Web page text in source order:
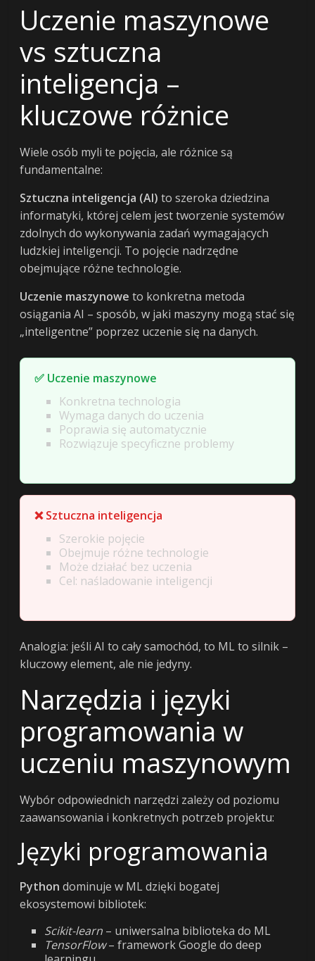
Uczenie maszynowe
vs sztuczna
inteligencja –
kluczowe różnice
Wiele osób myli te pojęcia, ale różnice są
fundamentalne:
Sztuczna inteligencja (AI) to szeroka dziedzina
informatyki, której celem jest tworzenie systemów
zdolnych do wykonywania zadań wymagających
ludzkiej inteligencji. To pojęcie nadrzędne
obejmujące różne technologie.
Uczenie maszynowe to konkretna metoda
osiągania AI – sposób, w jaki maszyny mogą stać się
„inteligentne” poprzez uczenie się na danych.
✅ Uczenie maszynowe
Konkretna technologia
Wymaga danych do uczenia
Poprawia się automatycznie
Rozwiązuje specyficzne problemy
❌ Sztuczna inteligencja
Szerokie pojęcie
Obejmuje różne technologie
Może działać bez uczenia
Cel: naśladowanie inteligencji
Analogia: jeśli AI to cały samochód, to ML to silnik –
kluczowy element, ale nie jedyny.
Narzędzia i języki
programowania w
uczeniu maszynowym
Wybór odpowiednich narzędzi zależy od poziomu
zaawansowania i konkretnych potrzeb projektu:
Języki programowania
Python dominuje w ML dzięki bogatej
ekosystemowi bibliotek:
Scikit-learn – uniwersalna biblioteka do ML
TensorFlow– framework Google do deep